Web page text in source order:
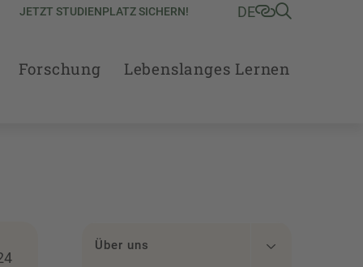
JETZT STUDIENPLATZ SICHERN! DE
Forschung Lebenslanges Lernen
Über uns